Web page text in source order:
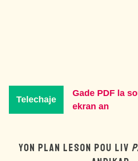
Gade PDF la
ekran an
Telechaje
YON PLAN LESON POU LIV